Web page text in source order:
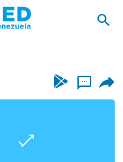
...